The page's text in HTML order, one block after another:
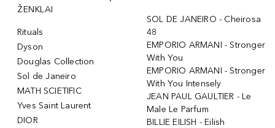
ŽENKLAI
Rituals
Dyson
Douglas Collection
Sol de Janeiro
MATH SCIETIFIC
Yves Saint Laurent
DIOR
SOL DE JANEIRO - Cheirosa
48
EMPORIO ARMANI - Stronger
With You
EMPORIO ARMANI - Stronger
With You Intensely
JEAN PAUL GAULTIER - Le
Male Le Parfum
BILLIE EILISH - Eilish